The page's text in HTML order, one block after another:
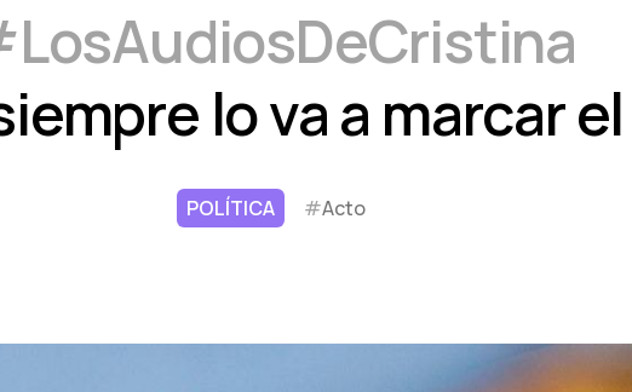
lo va a marcar
POLÍTICA #Acto